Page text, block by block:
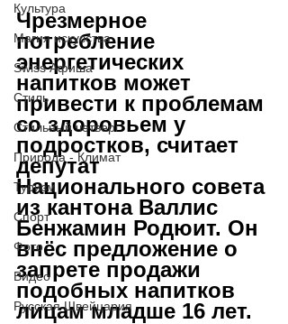
Культура
Магия искусства
Swiss Афиша
Стиль
Стильный четверг
Природа - Климат
Туризм
Спорт
Фото
Видео
Русская Швейцария
Чрезмерное
потребление
энергетических
напитков может
привести к проблемам
со здоровьем у
подростков, считает
депутат
Национального совета
из кантона Валлис
Бенжамин Родюит. Он
внёс предложение о
запрете продажи
подобных напитков
лицам младше 16 лет.